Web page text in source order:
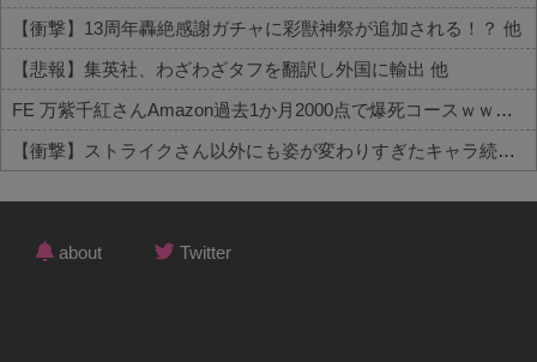
【衝撃】13周年轟絶感謝ガチャに彩獣神祭が追加される！？ 他
【悲報】集英社、わざわざタフを翻訳し外国に輸出 他
FE 万紫千紅さんAmazon過去1か月2000点で爆死コースｗｗｗ 他
【衝撃】ストライクさん以外にも姿が変わりすぎたキャラ続出！？ 他
Powered by livedoor 相互RSS
about Twitter